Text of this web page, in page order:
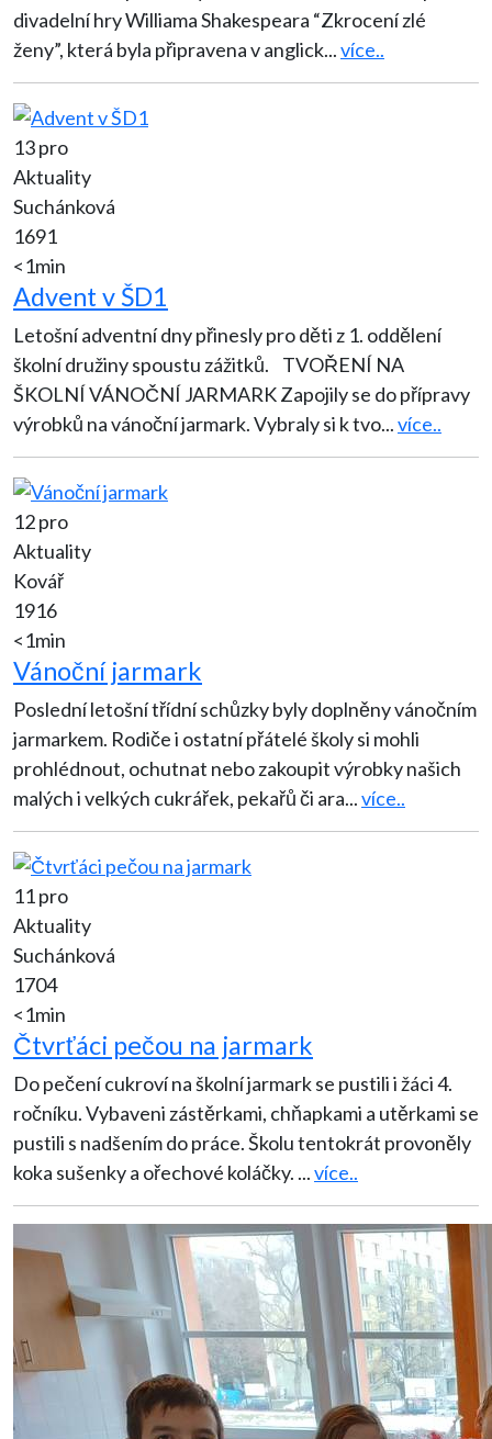
divadelní hry Williama Shakespeara “Zkrocení zlé
ženy”, která byla připravena v anglick...více..
13 pro
Aktuality
Suchánková
1691
<1min
Advent v ŠD1
Letošní adventní dny přinesly pro děti z 1. oddělení
školní družiny spoustu zážitků. TVOŘENÍ NA
ŠKOLNÍ VÁNOČNÍ JARMARK Zapojily se do přípravy
výrobků na vánoční jarmark. Vybraly si k tvo...více..
12 pro
Aktuality
Kovář
1916
<1min
Vánoční jarmark
Poslední letošní třídní schůzky byly doplněny vánočním
jarmarkem. Rodiče i ostatní přátelé školy si mohli
prohlédnout, ochutnat nebo zakoupit výrobky našich
malých i velkých cukrářek, pekařů či ara...více..
11 pro
Aktuality
Suchánková
1704
<1min
Čtvrťáci pečou na jarmark
Do pečení cukroví na školní jarmark se pustili i žáci 4.
ročníku. Vybaveni zástěrkami, chňapkami a utěrkami se
pustili s nadšením do práce. Školu tentokrát provoněly
koka sušenky a ořechové koláčky. ...více..